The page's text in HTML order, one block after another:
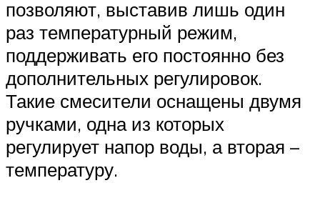
позволяют, выставив лишь один
раз температурный режим,
поддерживать его постоянно без
дополнительных регулировок.
Такие смесители оснащены двумя
ручками, одна из которых
регулирует напор воды, а вторая –
температуру.